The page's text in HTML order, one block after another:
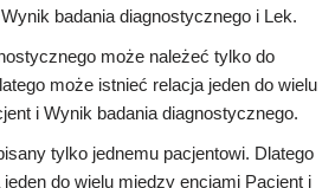
badania diagnostycznego i Lek.
może należeć tylko do
może istnieć relacja jeden do wielu
i Wynik badania diagnostycznego.
tylko jednemu pacjentowi. Dlatego
do wielu między encjami Pacjent i